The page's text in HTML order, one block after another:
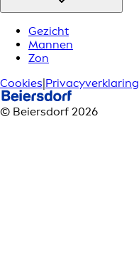
Gezicht
Mannen
Zon
Cookies|Privacyverklaring
© Beiersdorf 2026